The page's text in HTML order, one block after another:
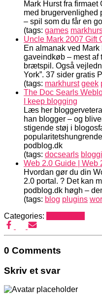
Mark Hurst fra
med brugervenlighed
– spil som du får en
(tags: games
Uncle Mark 2007 Gift
En almanak ved Mark
gaveindkøb – mest af
brætspil. Også
York”. 37 sider gratis
(tags: markhurst geek
The Doc Searls
I keep blogging
Læs her
han blogger – og
stigende støj i
podblog.dk
(tags: docsearls
Web 2.0 Guide | Web
Hvordan gør du din
2.0 portal. ? Det kan
podblog.dk høgh –
(tags: blog plugins
Categories:
0 Comments
Skriv et svar